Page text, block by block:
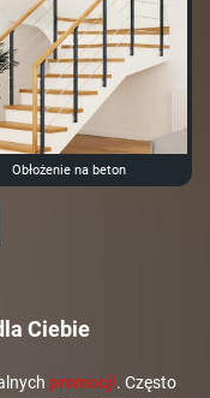
Obłożenie na beton
Ciebie
promocji. Często